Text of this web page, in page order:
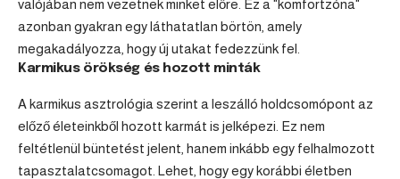
valójában nem vezetnek minket előre. Ez a "komfortzóna"
azonban gyakran egy láthatatlan börtön, amely
megakadályozza, hogy új utakat fedezzünk fel.
Karmikus örökség és hozott minták
A karmikus asztrológia szerint a leszálló holdcsomópont az
előző életeinkből hozott karmát is jelképezi. Ez nem
feltétlenül büntetést jelent, hanem inkább egy felhalmozott
tapasztalatcsomagot. Lehet, hogy egy korábbi életben